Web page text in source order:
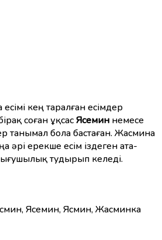
кең таралған есімдер
соған ұқсасЯсемин немесе
танымал бола бастаған. Жасмина
әрі ерекше есім іздеген ата-
тудырып келеді.
Ясемин, Ясмин, Жасминка